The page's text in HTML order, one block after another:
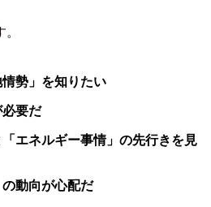
勢」を知りたい
必要だ
「エネルギー事情」の先行きを見
動向が心配だ